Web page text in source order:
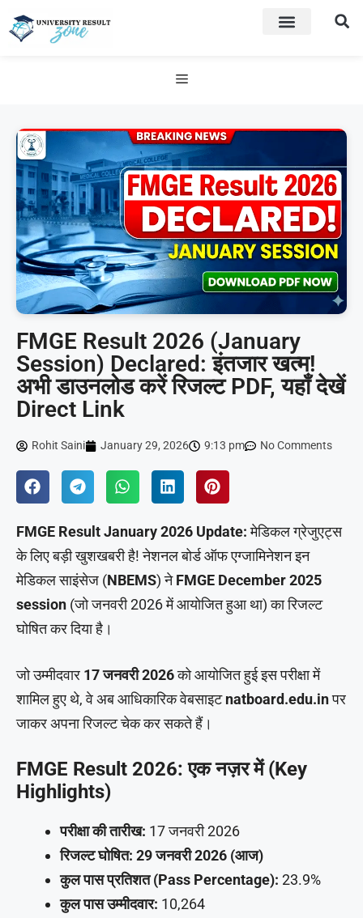
FMGE Result 2026 (January
Session) Declared: इंतजार खत्म!
अभी डाउनलोड करें रिजल्ट PDF, यहाँ देखें
Direct Link
Rohit Saini January 29, 2026 9:13 pm No Comments
FMGE Result January 2026 Update:मेडिकल ग्रेजुएट्स
के लिए बड़ी खुशखबरी है! नेशनल बोर्ड ऑफ एग्जामिनेशन इन
मेडिकल साइंसेज (NBEMS) नेFMGE December 2025
session (जो जनवरी 2026 में आयोजित हुआ था) का रिजल्ट
घोषित कर दिया है।
जो उम्मीदवार 17 जनवरी 2026को आयोजित हुई इस परीक्षा में
शामिल हुए थे, वे अब आधिकारिक वेबसाइटnatboard.edu.inपर
जाकर अपना रिजल्ट चेक कर सकते हैं।
FMGE Result 2026: एक नज़र में (Key
Highlights)
परीक्षा की तारीख: 17 जनवरी 2026
रिजल्ट घोषित: 29 जनवरी 2026 (आज)
कुल पास प्रतिशत (Pass Percentage): 23.9%
कुल पास उम्मीदवार: 10,264